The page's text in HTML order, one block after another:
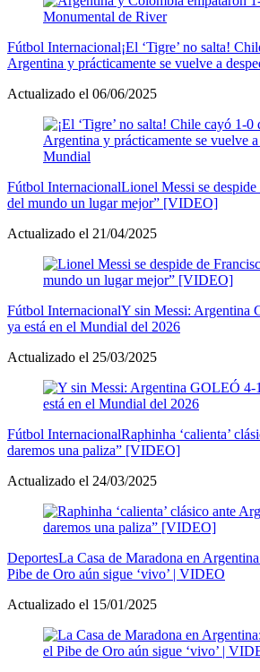
Fútbol Internacional¡El ‘Tigre’ no salta!
Argentina y prácticamente se vuelve a
Actualizado el 06/06/2025
Fútbol InternacionalLionel Messi se
del mundo un lugar mejor” [VIDEO]
Actualizado el 21/04/2025
Fútbol InternacionalY sin Messi: Argentina
ya está en el Mundial del 2026
Actualizado el 25/03/2025
Fútbol InternacionalRaphinha ‘calienta’
daremos una paliza” [VIDEO]
Actualizado el 24/03/2025
DeportesLa Casa de Maradona en
Pibe de Oro aún sigue ‘vivo’ | VIDEO
Actualizado el 15/01/2025